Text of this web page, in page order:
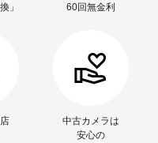
」
60回無金利
中古カメラは
安心の